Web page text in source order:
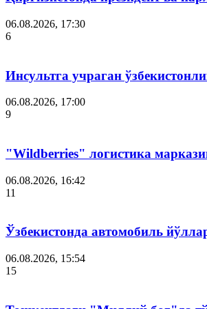
06.08.2026, 17:30
6
Инсультга учраган
06.08.2026, 17:00
9
"Wildberries" логистика
06.08.2026, 16:42
11
Ўзбекистонда автомобиль
06.08.2026, 15:54
15